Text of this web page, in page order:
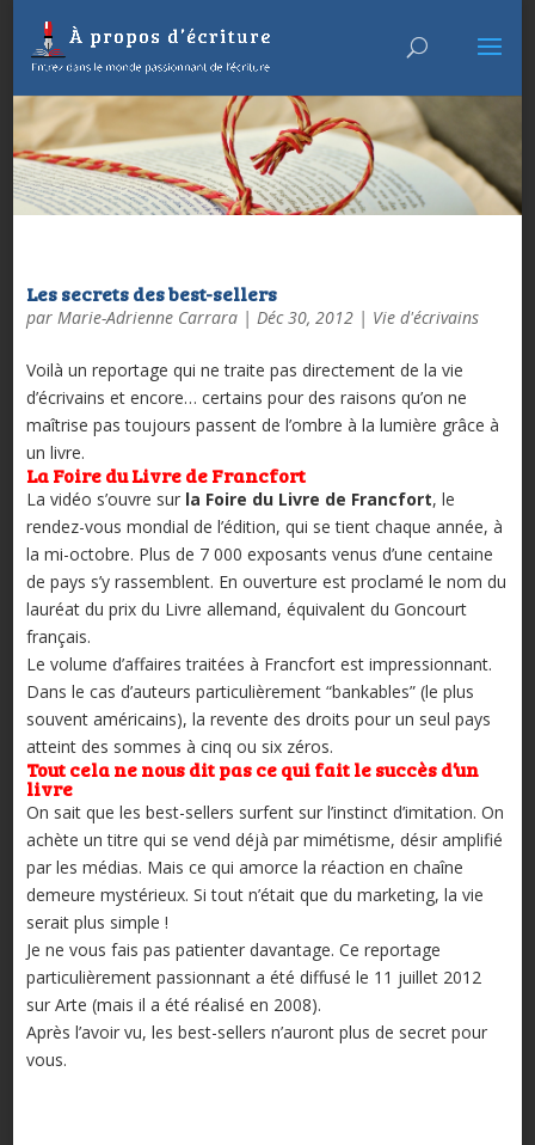
Les secrets des best-sellers
par Marie-Adrienne Carrara| Déc 30, 2012| Vie d'écrivains
Voilà un reportage qui ne traite pas directement de la vie
d’écrivains et encore… certains pour des raisons qu’on ne
maîtrise pas toujours passent de l’ombre à la lumière grâce à
un livre.
La Foire du Livre de Francfort
La vidéo s’ouvre sur la Foire du Livre de Francfort, le
rendez-vous mondial de l’édition, qui se tient chaque année, à
la mi-octobre. Plus de 7 000 exposants venus d’une centaine
de pays s’y rassemblent. En ouverture est proclamé le nom du
lauréat du prix du Livre allemand, équivalent du Goncourt
français.
Le volume d’affaires traitées à Francfort est impressionnant.
Dans le cas d’auteurs particulièrement “bankables” (le plus
souvent américains), la revente des droits pour un seul pays
atteint des sommes à cinq ou six zéros.
Tout cela ne nous dit pas ce qui fait le succès d’un
livre
On sait que les best-sellers surfent sur l’instinct d’imitation. On
achète un titre qui se vend déjà par mimétisme, désir amplifié
par les médias. Mais ce qui amorce la réaction en chaîne
demeure mystérieux. Si tout n’était que du marketing, la vie
serait plus simple !
Je ne vous fais pas patienter davantage. Ce reportage
particulièrement passionnant a été diffusé le 11 juillet 2012
sur Arte (mais il a été réalisé en 2008).
Après l’avoir vu, les best-sellers n’auront plus de secret pour
vous.